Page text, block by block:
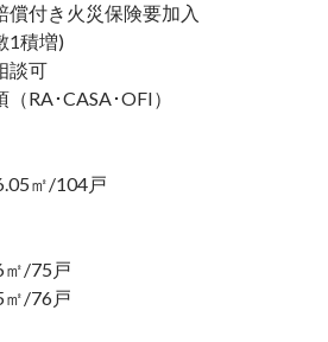
き火災保険要加入
積増)
可
･CASA･OFI）
㎡/104戸
㎡/75戸
㎡/76戸